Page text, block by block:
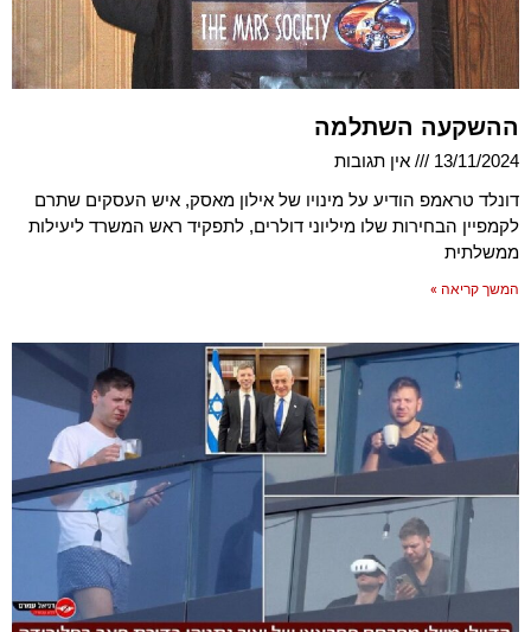
ההשקעה השתלמה
13/11/2024
אין תגובות
דונלד טראמפ הודיע על מינויו של אילון מאסק, איש העסקים שתרם
לקמפיין הבחירות שלו מיליוני דולרים, לתפקיד ראש המשרד ליעילות
ממשלתית
המשך קריאה »